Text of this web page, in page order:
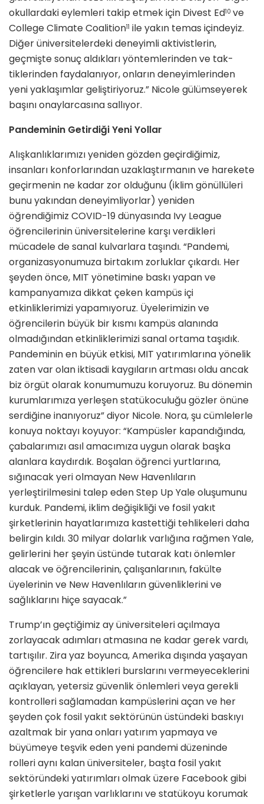
okullardaki eylemleri takip etmek için Divest Ed10 ve
College Climate Coalition11 ile yakın temas içindeyiz.
Diğer üniversiteler­deki deneyimli aktivistlerin,
geçmişte sonuç aldıkları yöntemlerinden ve tak­
tiklerinden faydalanıyor, onların dene­yimlerinden
yeni yaklaşımlar gelişti­riyoruz.” Nicole gülümseyerek
başını onaylarcasına sallıyor.
Pandeminin Getirdiği Yeni Yollar
Alışkanlıklarımızı yeniden gözden ge­çirdiğimiz,
insanları konforlarından uzaklaştırmanın ve harekete
geçirme­nin ne kadar zor olduğunu (iklim gö­nüllüleri
bunu yakından deneyimliyor­lar) yeniden
öğrendiğimiz COVID-19 dünyasında Ivy League
öğrencileri­nin üniversitelerine karşı verdikleri
mücadele de sanal kulvarlara taşındı. “Pandemi,
organizasyonumuza bir­takım zorluklar çıkardı. Her
şeyden önce, MIT yönetimine baskı yapan ve
kampanyamıza dikkat çeken kampüs içi
etkinliklerimizi yapamıyoruz. Üye­lerimizin ve
öğrencilerin büyük bir kısmı kampüs alanında
olmadığından etkinliklerimizi sanal ortama taşıdık.
Pandeminin en büyük etkisi, MIT ya­tırımlarına yönelik
zaten var olan ikti­sadi kaygıların artması oldu ancak
biz örgüt olarak konumumuzu koruyoruz. Bu dönemin
kurumlarımıza yerleşen statükoculuğu gözler önüne
serdiği­ne inanıyoruz” diyor Nicole. Nora, şu cümlelerle
konuya noktayı koyuyor: “Kampüsler kapandığında,
çabalarımı­zı asıl amacımıza uygun olarak başka
alanlara kaydırdık. Boşalan öğrenci yurtlarına,
sığınacak yeri olmayan New Havenlıların
yerleştirilmesini talep eden Step Up Yale oluşumunu
kur­duk. Pandemi, iklim değişikliği ve fosil yakıt
şirketlerinin hayatlarımıza kastet­tiği tehlikeleri daha
belirgin kıldı. 30 milyar dolarlık varlığına rağmen Yale,
gelirlerini her şeyin üstünde tutarak katı önlemler
alacak ve öğrencileri­nin, çalışanlarının, fakülte
üyelerinin ve New Havenlıların güvenliklerini ve
sağlıklarını hiçe sayacak.”
Trump’ın geçtiğimiz ay üniversiteleri açılmaya
zorlayacak adımları atması­na ne kadar gerek vardı,
tartışılır. Zira yaz boyunca, Amerika dışında yaşayan
öğrencilere hak ettikleri burslarını ver­meyeceklerini
açıklayan, yetersiz gü­venlik önlemleri veya gerekli
kontrol­leri sağlamadan kampüslerini açan ve her
şeyden çok fosil yakıt sektörünün üstündeki baskıyı
azaltmak bir yana on­ları yatırım yapmaya ve
büyümeye teş­vik eden yeni pandemi düzeninde
rolleri aynı kalan üniversiteler, başta fosil yakıt
sektöründeki yatırımları olmak üzere Facebook gibi
şirketlerle yarışan varlıklarını ve statükoyu korumak